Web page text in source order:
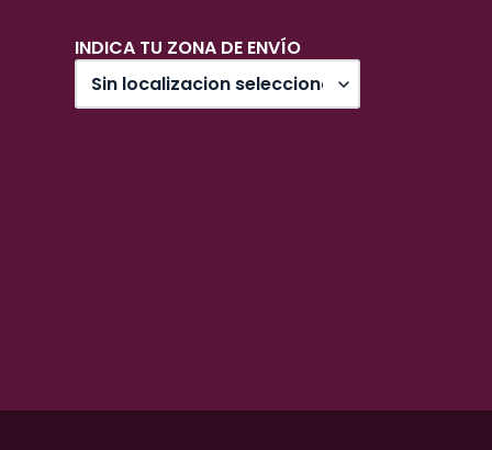
INDICA TU ZONA DE ENVÍO